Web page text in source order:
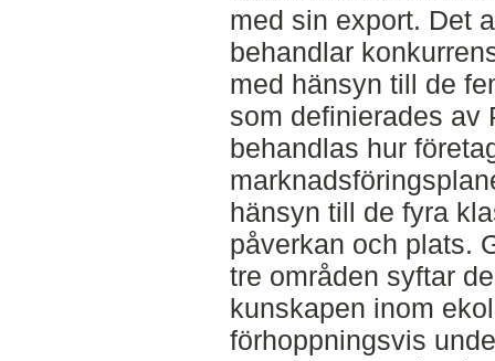
med sin export. Det
behandlar
med hänsyn till de
som definierades av
behandlas hur
hänsyn till de fyra
påverkan och plats.
tre områden syftar
kunskapen inom
förhoppningsvis